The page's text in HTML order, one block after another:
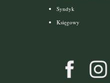
Syndyk
Księgowy